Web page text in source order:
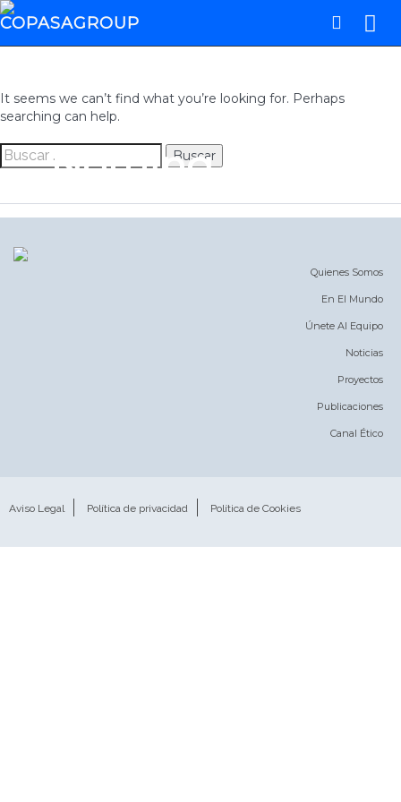
Nothing Found
It seems we can’t find what you’re looking for. Perhaps
searching can help.
Buscar:
Quienes Somos
En El Mundo
Únete Al Equipo
Noticias
Proyectos
Publicaciones
Canal Ético
Aviso Legal Política de privacidad Política de Cookies